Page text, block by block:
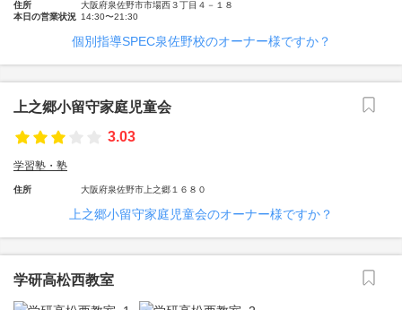
住所
大阪府泉佐野市市場西３丁目４－１８
本日の営業状況 14:30〜21:30
個別指導SPEC泉佐野校のオーナー様ですか？
上之郷小留守家庭児童会
3.03
学習塾・塾
住所 大阪府泉佐野市上之郷１６８０
上之郷小留守家庭児童会のオーナー様ですか？
学研高松西教室